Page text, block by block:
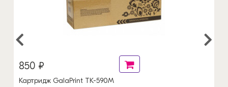
850 ₽
Картридж GalaPrint TK-590M